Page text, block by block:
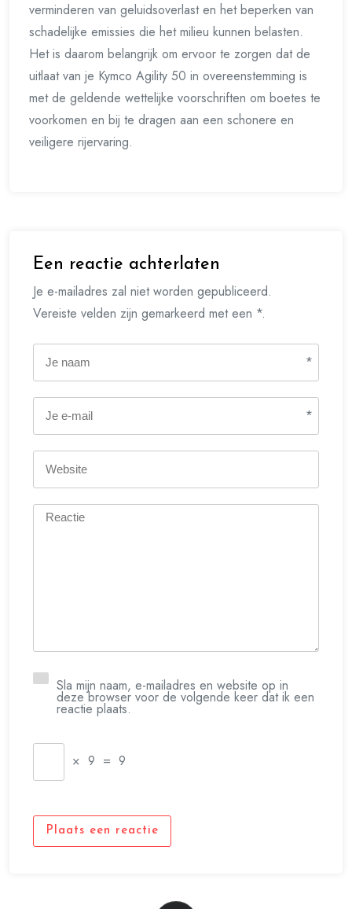
verminderen van geluidsoverlast en het beperken van
schadelijke emissies die het milieu kunnen belasten.
Het is daarom belangrijk om ervoor te zorgen dat de
uitlaat van je Kymco Agility 50 in overeenstemming is
met de geldende wettelijke voorschriften om boetes te
voorkomen en bij te dragen aan een schonere en
veiligere rijervaring.
Een reactie achterlaten
Je e-mailadres zal niet worden gepubliceerd.
Vereiste velden zijn gemarkeerd met een *.
*
*
Sla mijn naam, e-mailadres en website op in
deze browser voor de volgende keer dat ik een
reactie plaats.
× 9 = 9
Plaats een reactie